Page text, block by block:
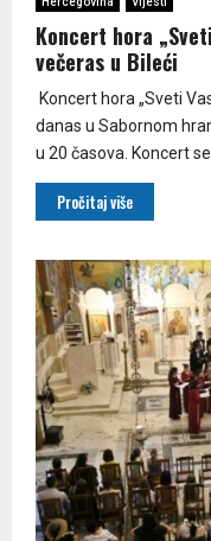
Koncert hora
večeras u Bileći
Koncert hora „Sveti
danas u Sabornom
u 20 časova. Koncert
Pročitaj više